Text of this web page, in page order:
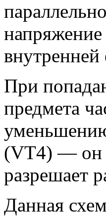
напряжение
При
предмета
(VT4) — он
разрешает
Данная